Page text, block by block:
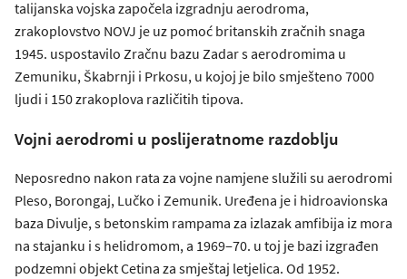
talijanska vojska započela izgradnju aerodroma,
zrakoplovstvo NOVJ je uz pomoć britanskih zračnih snaga
1945. uspostavilo Zračnu bazu Zadar s aerodromima u
Zemuniku, Škabrnji i Prkosu, u kojoj je bilo smješteno 7000
ljudi i 150 zrakoplova različitih tipova.
Vojni aerodromi u poslijeratnome razdoblju
Neposredno nakon rata za vojne namjene služili su aerodromi
Pleso, Borongaj, Lučko i Zemunik. Uređena je i hidroavionska
baza Divulje, s betonskim rampama za izlazak amfibija iz mora
na stajanku i s helidromom, a 1969‒70. u toj je bazi izgrađen
podzemni objekt Cetina za smještaj letjelica. Od 1952.